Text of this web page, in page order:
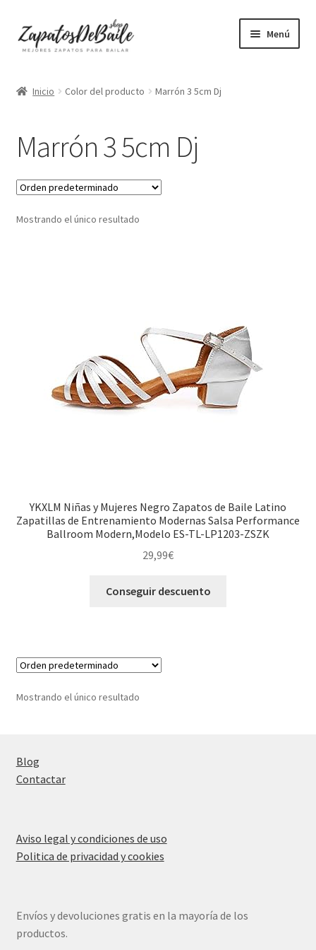
Ir
a
Ir
al
Menú
Accesorios
Mascarillas
Camisetas mujer
Inicio Color del producto Marrón 3 5cm Dj
Marrón 3 5cm Dj
Mostrando el único resultado
YKXLM Niñas y Mujeres Negro Zapatos de Baile Latino
Zapatillas de Entrenamiento Modernas Salsa Performance
Ballroom Modern,Modelo ES-TL-LP1203-ZSZK
29,99€
Conseguir descuento
Mostrando el único resultado
Blog
Contactar
Aviso legal y condiciones de uso
Politica de privacidad y cookies
Envíos y devoluciones gratis en la mayoría de los
productos.